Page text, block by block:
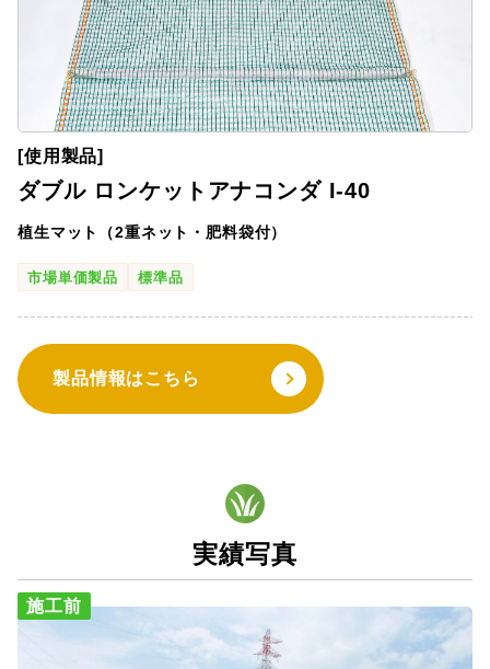
[使用製品]
ダブル ロンケットアナコンダ I-40
植生マット（2重ネット・肥料袋付）
市場単価製品 標準品
製品情報はこちら
実績写真
施工前